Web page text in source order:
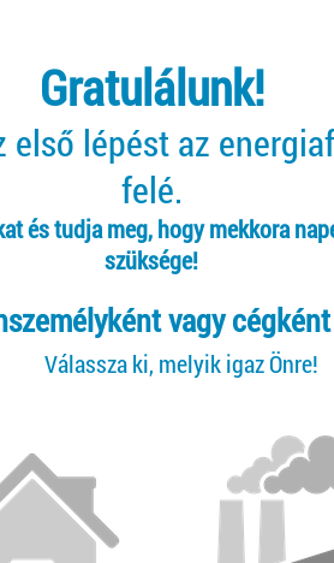
Gratulálunk!
első lépést az
felé.
és tudja meg, hogy mekkora
szüksége!
vagy
Válassza ki, melyik igaz Önre!